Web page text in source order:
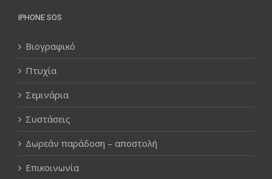
IPHONE SOS
Βιογραφικό
Πτυχία
Σεμινάρια
Συστάσεις
Δωρεάν παράδοση – αποστολή
Επικοινωνία